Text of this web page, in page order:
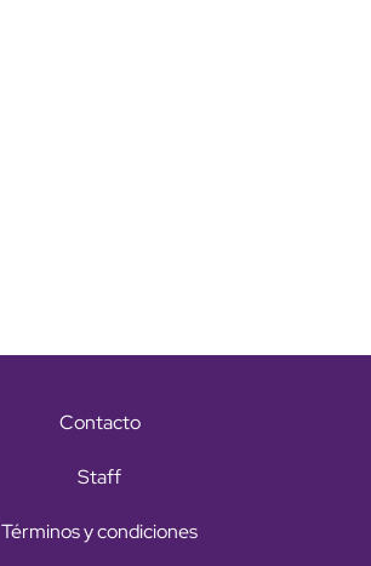
Contacto
Staff
Términos y condiciones